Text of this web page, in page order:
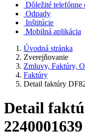
Dôležité telefónne
Odpady
Inštitúcie
Mobilná aplikácia
Úvodná stránka
Zverejňovanie
Zmluvy, Faktúry,
Faktúry
Detail faktúry
Detail
2240001639